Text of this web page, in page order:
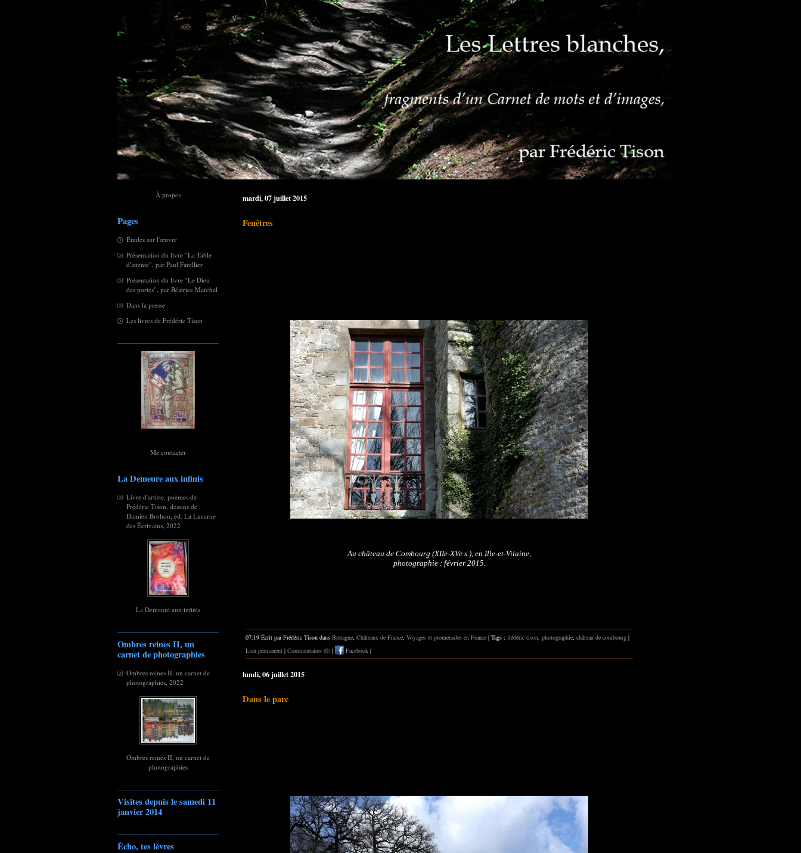
À propos
Pages
Études sur l'œuvre
Présentation du livre "La Table
d'attente", par Paul Farellier
Présentation du livre "Le Dieu
des portes", par Béatrice Marchal
Dans la presse
Les livres de Frédéric Tison
Me contacter
La Demeure aux infinis
Livre d'artiste, poèmes de
Frédéric Tison, dessins de
Damien Brohon, éd. La Lucarne
des Écrivains, 2022
La Demeure aux infinis
Ombres reines II, un
carnet de photographies
Ombres reines II, un carnet de
photographies, 2022
Ombres reines II, un carnet de
photographies
Visites depuis le samedi 11
janvier 2014
Écho, tes lèvres
mardi, 07 juillet 2015
Fenêtres
Au château de Combourg (XIIe-XVe s.), en Ille-et-Vilaine,
photographie : février 2015.
07:19 Écrit par Frédéric Tison dans Bretagne Châteaux de France Voyages et promenades en France | Tags : frédéric tison photographie château de combourg |
Lien permanent | Commentaires (0) | Facebook |
lundi, 06 juillet 2015
Dans le parc